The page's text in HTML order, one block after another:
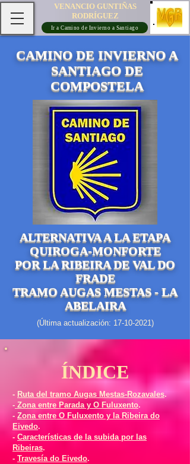
VENANCIO GUNTIÑAS
RODRÍGUEZ
Ir a Camino de Invierno a Santiago
CAMINO DE INVIERNO A
SANTIAGO DE
COMPOSTELA
ALTERNATIVA A LA ETAPA
QUIROGA-MONFORTE
POR LA RIBEIRA DE VAL DO
FRADE
TRAMO AUGAS MESTAS - LA
ABELAIRA
(Última actualización: 17-10-2021)
ÍNDICE
- Ruta del tramo Augas Mestas-Rozavales.
- Zona entre Parada y O Fuluxento.
- Zona entre O Fuluxento y la Ribeira do
Eivedo.
- Características de la subida por las
Ribeiras.
- Travesía do Eivedo.